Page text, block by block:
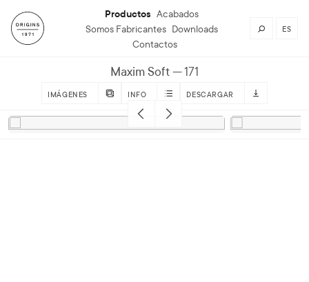
Productos Acabados
Somos Fabricantes Downloads
Contactos
ES
Maxim Soft 171
IMÁGENES INFO DESCARGAR